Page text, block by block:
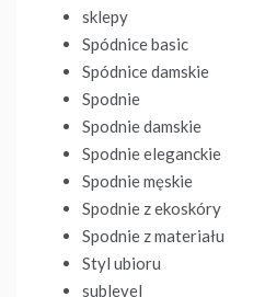
sklepy
Spódnice basic
Spódnice damskie
Spodnie
Spodnie damskie
Spodnie eleganckie
Spodnie męskie
Spodnie z ekoskóry
Spodnie z materiału
Styl ubioru
sublevel